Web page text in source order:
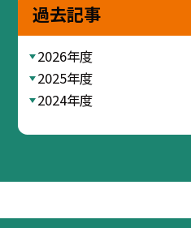
過去記事
2026年度
2025年度
2024年度